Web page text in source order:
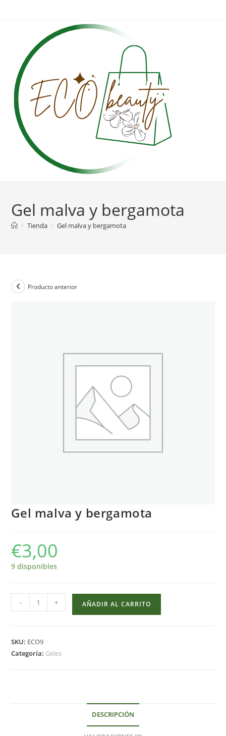
Gel malva y bergamota
> Tienda > Gel malva y bergamota
Producto anterior
Gel malva y bergamota
€3,00
9 disponibles
malva
cantidad
- + AÑADIR AL CARRITO
SKU: ECO9
Categoría: Geles
DESCRIPCIÓN